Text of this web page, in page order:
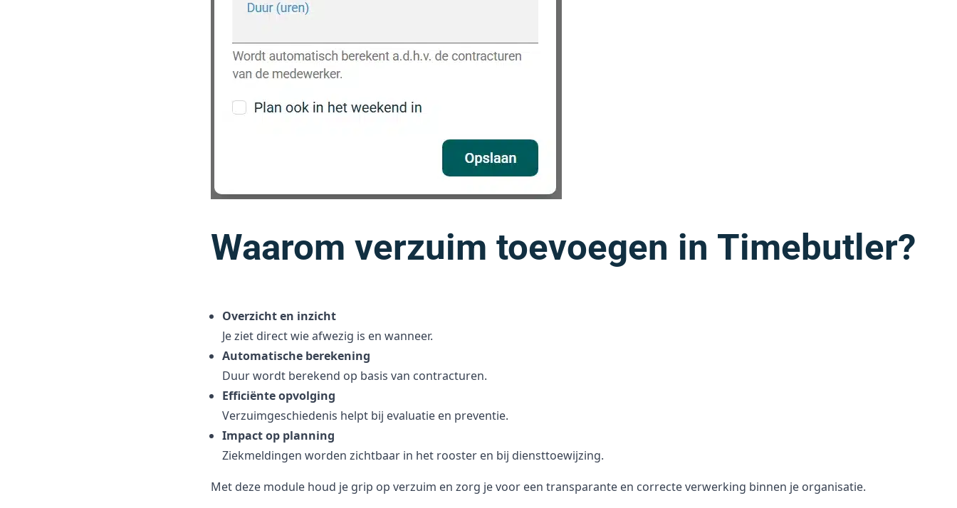
Waarom verzuim toevoegen in Timebutler?
Overzicht en inzicht
Je ziet direct wie afwezig is en wanneer.
Automatische berekening
Duur wordt berekend op basis van contracturen.
Efficiënte opvolging
Verzuimgeschiedenis helpt bij evaluatie en preventie.
Impact op planning
Ziekmeldingen worden zichtbaar in het rooster en bij diensttoewijzing.
Met deze module houd je grip op verzuim en zorg je voor een transparante en correcte verwerking binnen je organisatie.